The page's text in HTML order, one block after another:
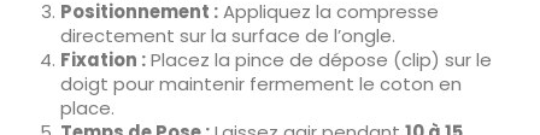
Positionnement :Appliquez la compresse
directement sur la surface de l’ongle.
Fixation :Placez la pince de dépose (clip) sur le
doigt pour maintenir fermement le coton en
place.